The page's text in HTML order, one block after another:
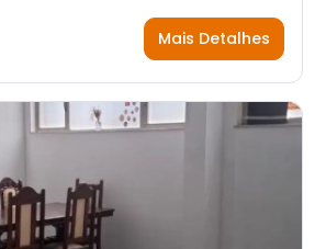
Mais Detalhes